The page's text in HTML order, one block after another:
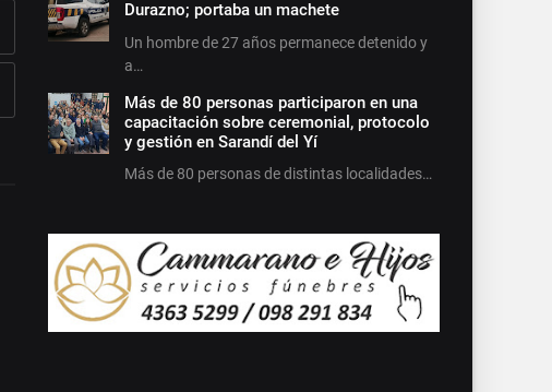
Durazno; portaba un machete
Un hombre de 27 años permanece detenido y
a…
Más de 80 personas participaron en una
capacitación sobre ceremonial, protocolo
y gestión en Sarandí del Yí
Más de 80 personas de distintas localidades…